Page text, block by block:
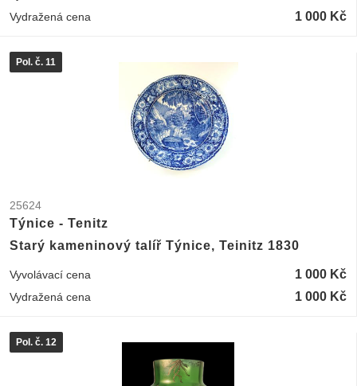
Vydražená cena 1 000 Kč
Pol. č. 11
25624
Týnice - Tenitz
Starý kameninový talíř Týnice, Teinitz 1830
Vyvolávací cena 1 000 Kč
Vydražená cena 1 000 Kč
Pol. č. 12